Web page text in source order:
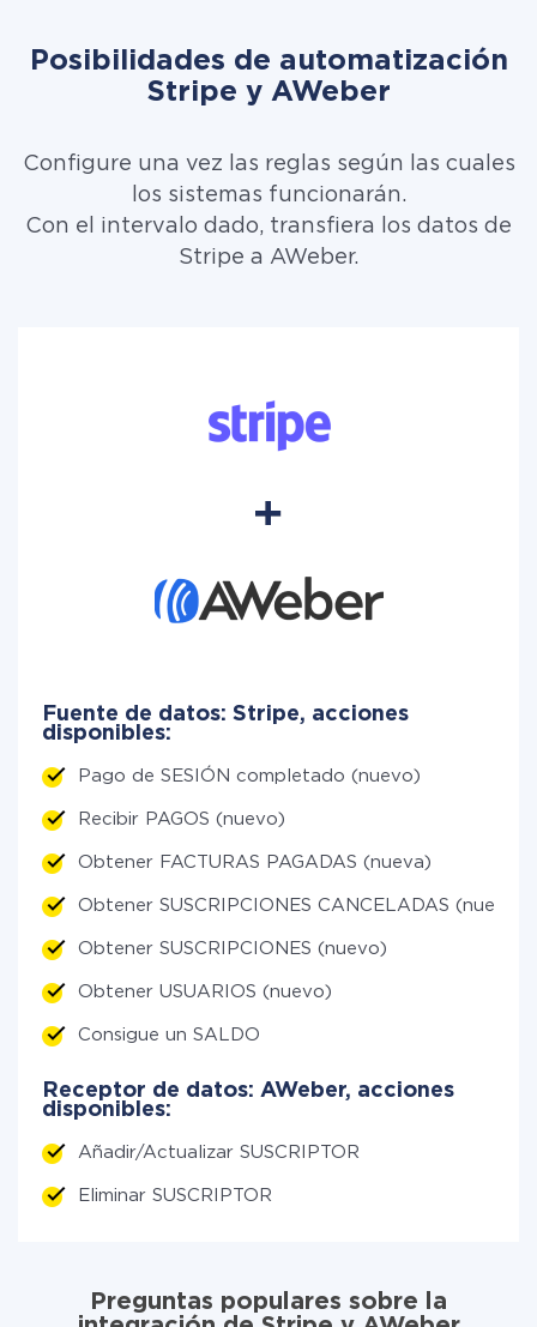
Posibilidades de automatización
Stripe y AWeber
Configure una vez las reglas según las cuales
los sistemas funcionarán.
Con el intervalo dado, transfiera los datos de
Stripe a AWeber.
Fuente de datos: Stripe, acciones
disponibles:
Pago de SESIÓN completado (nuevo)
Recibir PAGOS (nuevo)
Obtener FACTURAS PAGADAS (nueva)
Obtener SUSCRIPCIONES CANCELADAS (nuevo)
Obtener SUSCRIPCIONES (nuevo)
Obtener USUARIOS (nuevo)
Consigue un SALDO
Receptor de datos: AWeber, acciones
disponibles:
Añadir/Actualizar SUSCRIPTOR
Eliminar SUSCRIPTOR
Preguntas populares sobre la